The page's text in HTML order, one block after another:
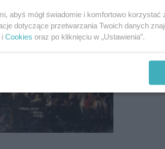
abyś mógł świadomie i komfortowo
dotyczące przetwarzania Twoich danych
i Cookies oraz po kliknięciu w „Ustawienia”.